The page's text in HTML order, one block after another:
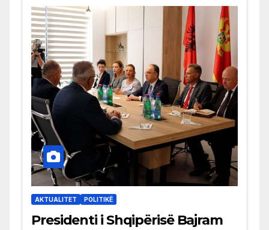
AKTUALITET POLITIKË
Presidenti i Shqipërisë Bajram